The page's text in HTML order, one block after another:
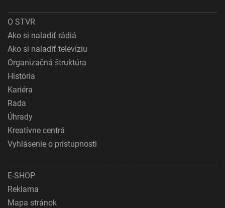
O STVR
Ako si naladiť rádiá
Ako si naladiť televíziu
Organizačná štruktúra
História
Kariéra
Rada
Úhrady
Kreatívne centrá
Vyhlásenie o prístupnosti
E-SHOP
Reklama
Mapa stránok